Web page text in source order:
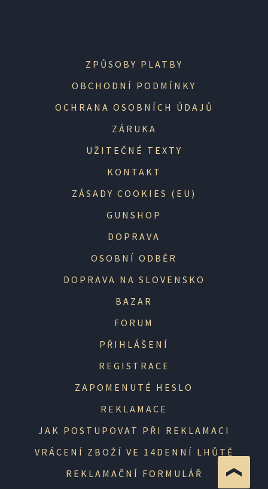
ZPŮSOBY PLATBY
OBCHODNÍ PODMÍNKY
OCHRANA OSOBNÍCH ÚDAJŮ
ZÁRUKA
UŽITEČNÉ TEXTY
KONTAKT
ZÁSADY COOKIES (EU)
GUNSHOP
DOPRAVA
OSOBNÍ ODBĚR
DOPRAVA NA SLOVENSKO
BAZAR
FORUM
PŘIHLÁŠENÍ
REGISTRACE
ZAPOMENUTÉ HESLO
REKLAMACE
JAK POSTUPOVAT PŘI REKLAMACI
VRÁCENÍ ZBOŽÍ VE 14DENNÍ LHŮTĚ
REKLAMAČNÍ FORMULÁŘ